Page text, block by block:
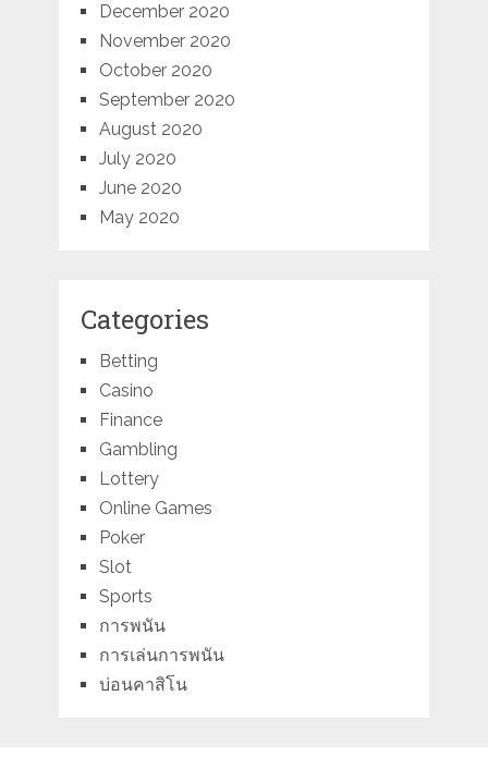
December 2020
November 2020
October 2020
September 2020
August 2020
July 2020
June 2020
May 2020
Categories
Betting
Casino
Finance
Gambling
Lottery
Online Games
Poker
Slot
Sports
การพนัน
การเล่นการพนัน
บ่อนคาสิโน